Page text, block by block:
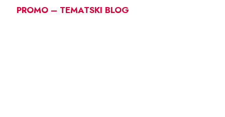
PROMO – TEMATSKI BLOG